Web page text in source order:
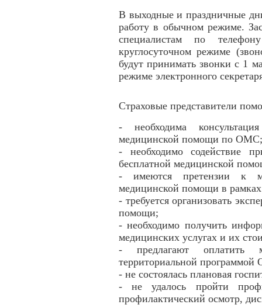
В выходные и праздничные
работу в обычном режиме.
специалистам по
круглосуточном режиме
будут принимать звонки с 1
режиме электронного
Страховые представители
- необходима
медицинской помощи по ОМС;
- необходимо содействие
бесплатной медицинской
- имеются претензии к
медицинской помощи в
- требуется организовать
помощи;
- необходимо получить
медицинских услугах и их
- предлагают оплатить
территориальной
- не состоялась плановая
- не удалось пройти
профилактический осмотр,